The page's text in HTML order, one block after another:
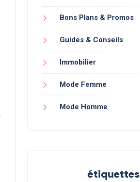
Bons Plans & Promos
Guides & Conseils
Immobilier
Mode Femme
Mode Homme
étiquettes